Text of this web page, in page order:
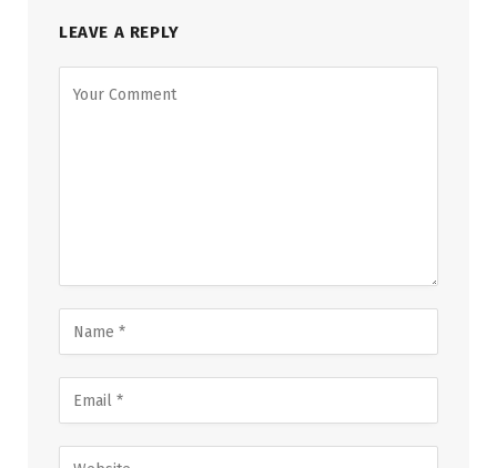
LEAVE A REPLY